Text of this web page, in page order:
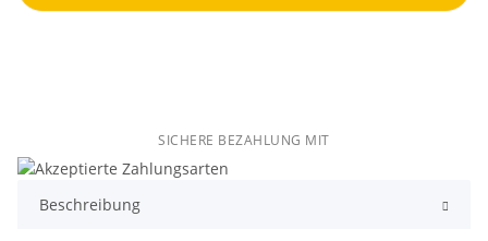
SICHERE BEZAHLUNG MIT
Beschreibung